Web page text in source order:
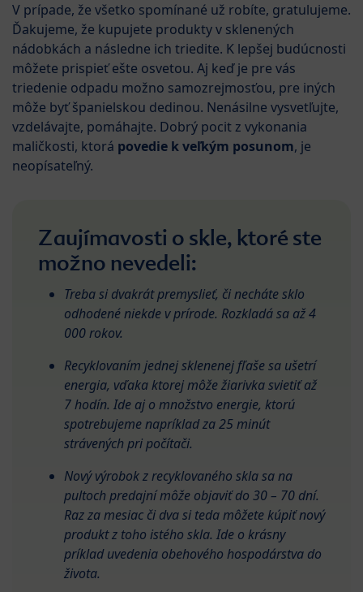
V prípade, že všetko spomínané už robíte, gratulujeme.
Ďakujeme, že kupujete produkty v sklenených
nádobkách a následne ich triedite. K lepšej budúcnosti
môžete prispieť ešte osvetou. Aj keď je pre vás
triedenie odpadu možno samozrejmosťou, pre iných
môže byť španielskou dedinou. Nenásilne vysvetľujte,
vzdelávajte, pomáhajte. Dobrý pocit z vykonania
maličkosti, ktorá povedie k veľkým posunom, je
neopísateľný.
Zaujímavosti o skle, ktoré ste
možno nevedeli:
Treba si dvakrát premyslieť, či necháte sklo
odhodené niekde v prírode. Rozkladá sa až 4
000 rokov.
Recyklovaním jednej sklenenej fľaše sa ušetrí
energia, vďaka ktorej môže žiarivka svietiť až
7 hodín. Ide aj o množstvo energie, ktorú
spotrebujeme napríklad za 25 minút
strávených pri počítači.
Nový výrobok z recyklovaného skla sa na
pultoch predajní môže objaviť do 30 – 70 dní.
Raz za mesiac či dva si teda môžete kúpiť nový
produkt z toho istého skla. Ide o krásny
príklad uvedenia obehového hospodárstva do
života.